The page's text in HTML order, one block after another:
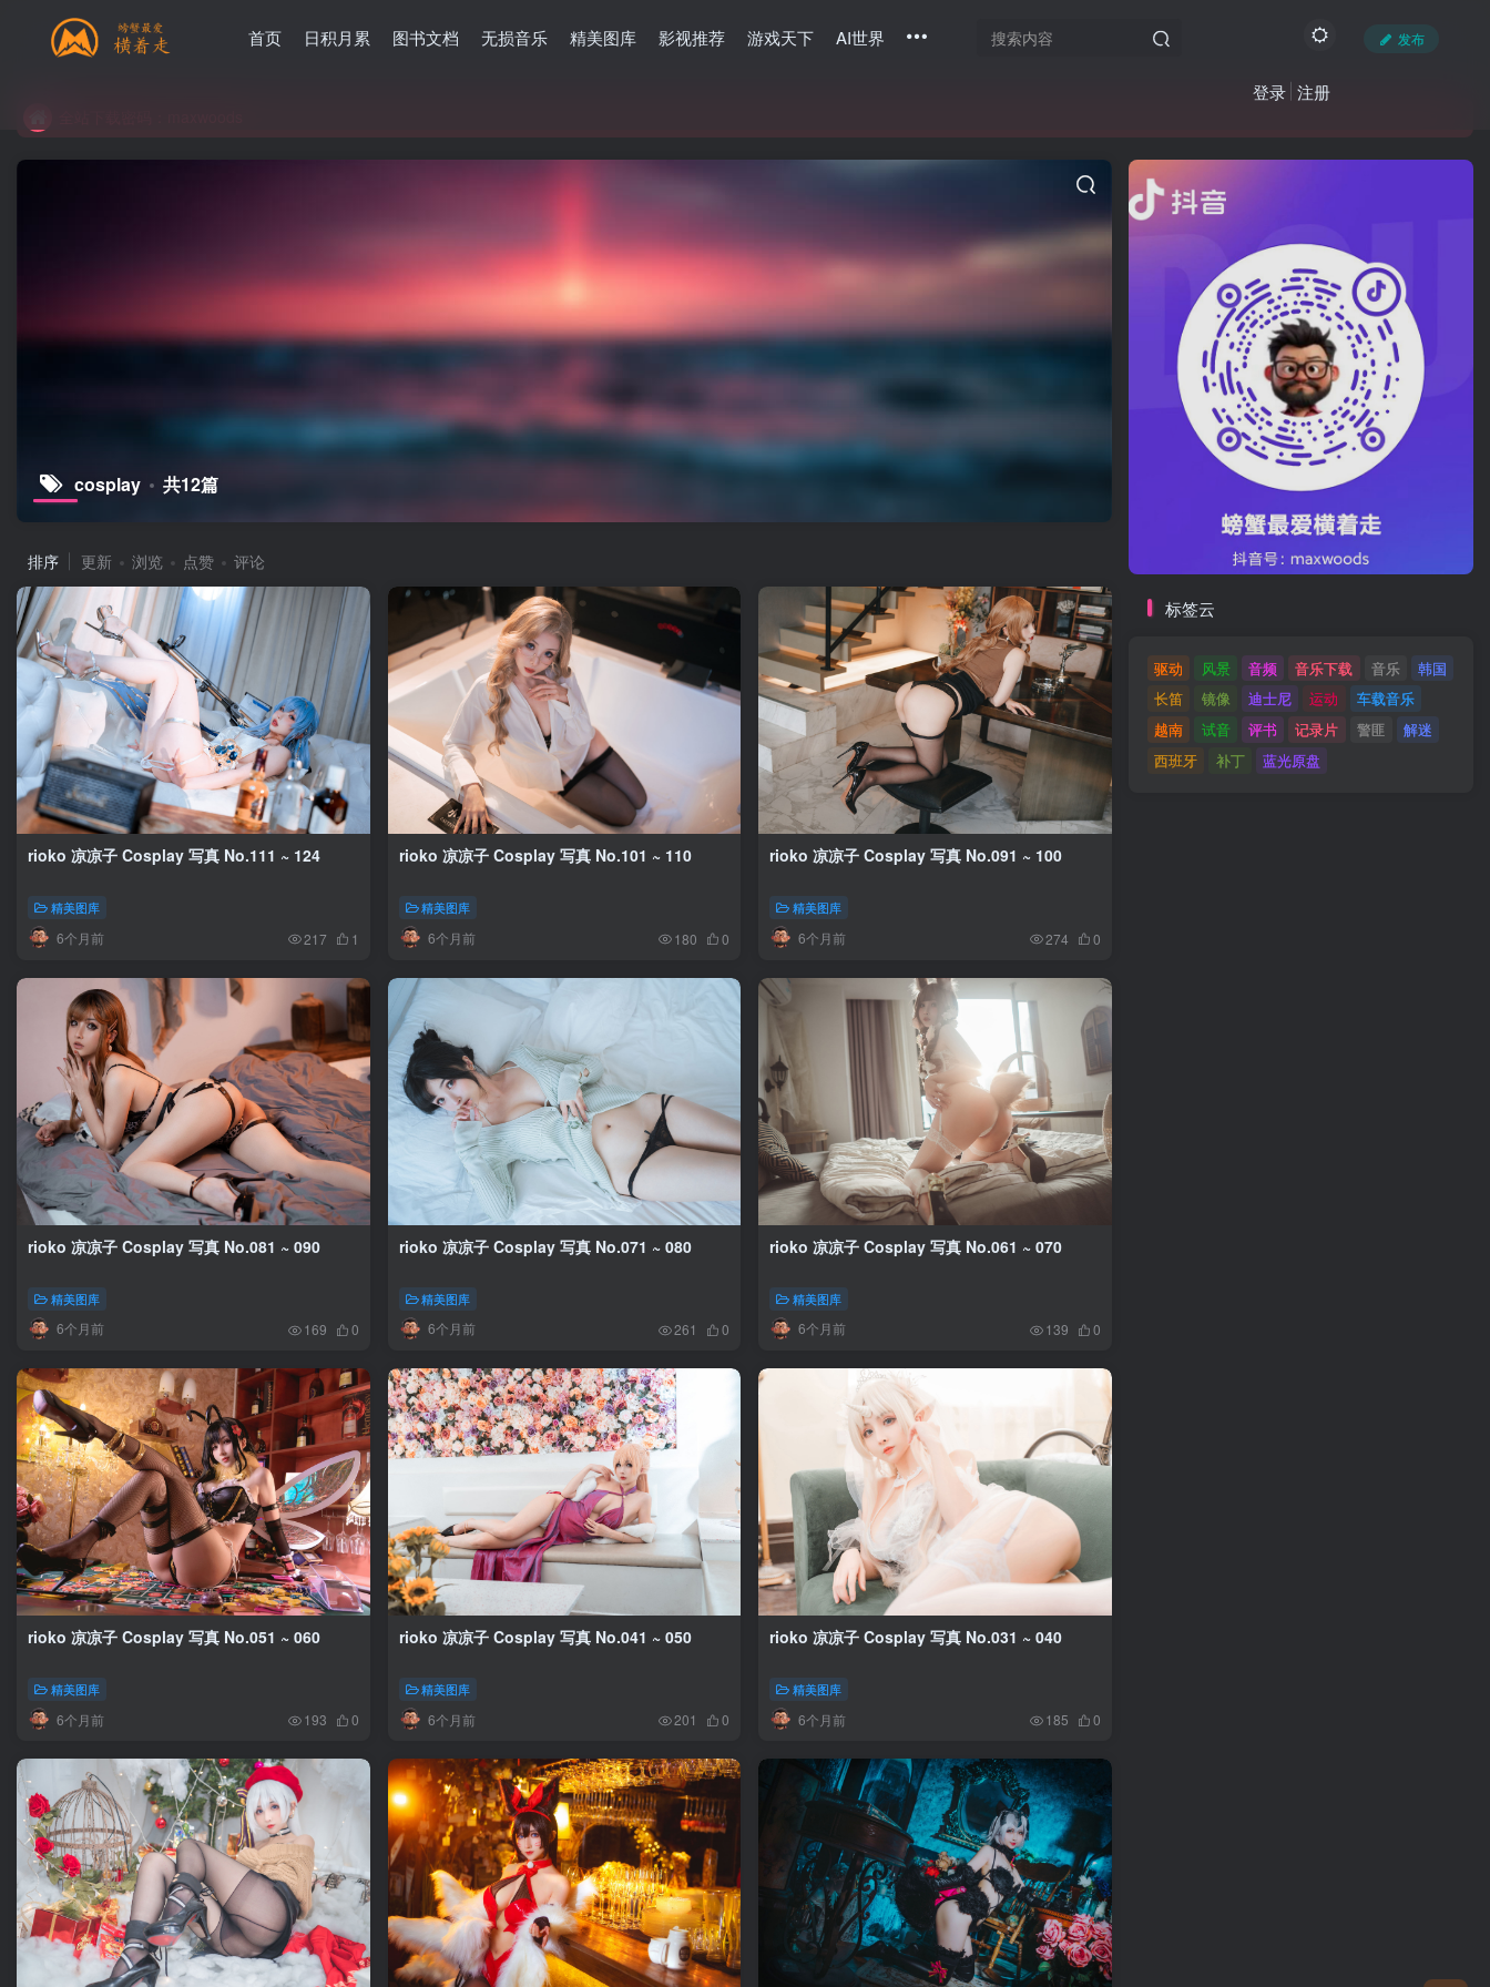
首页 日积月累 图书文档 无损音乐 精美图库 影视推荐 游戏天下 AI世界 发布
登录 注册
全站下载密码：maxwoods
cosplay 共12篇
排序 更新 浏览 点赞 评论
rioko 凉凉子 Cosplay 写真 No.111 ~ 124
精美图库
6个月前 217 1
rioko 凉凉子 Cosplay 写真 No.101 ~ 110
精美图库
6个月前 180 0
rioko 凉凉子 Cosplay 写真 No.091 ~ 100
精美图库
6个月前 274 0
rioko 凉凉子 Cosplay 写真 No.081 ~ 090
精美图库
6个月前 169 0
rioko 凉凉子 Cosplay 写真 No.071 ~ 080
精美图库
6个月前 261 0
rioko 凉凉子 Cosplay 写真 No.061 ~ 070
精美图库
6个月前 139 0
rioko 凉凉子 Cosplay 写真 No.051 ~ 060
精美图库
6个月前 193 0
rioko 凉凉子 Cosplay 写真 No.041 ~ 050
精美图库
6个月前 201 0
rioko 凉凉子 Cosplay 写真 No.031 ~ 040
精美图库
6个月前 185 0
标签云
驱动 风景 音频 音乐下载 音乐
韩国
长笛
镜像 迪士尼 运动
车载音乐
越南
试音 评书 记录片 警匪
解迷
西班牙
补丁 蓝光原盘